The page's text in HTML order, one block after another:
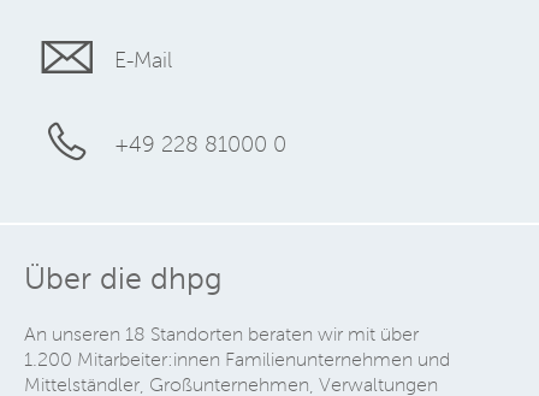
E-Mail
+49 228 81000 0
Über die dhpg
An unseren 18 Standorten beraten wir mit über
1.200 Mitarbeiter:innen Familienunternehmen und
Mittelständler, Großunternehmen, Verwaltungen